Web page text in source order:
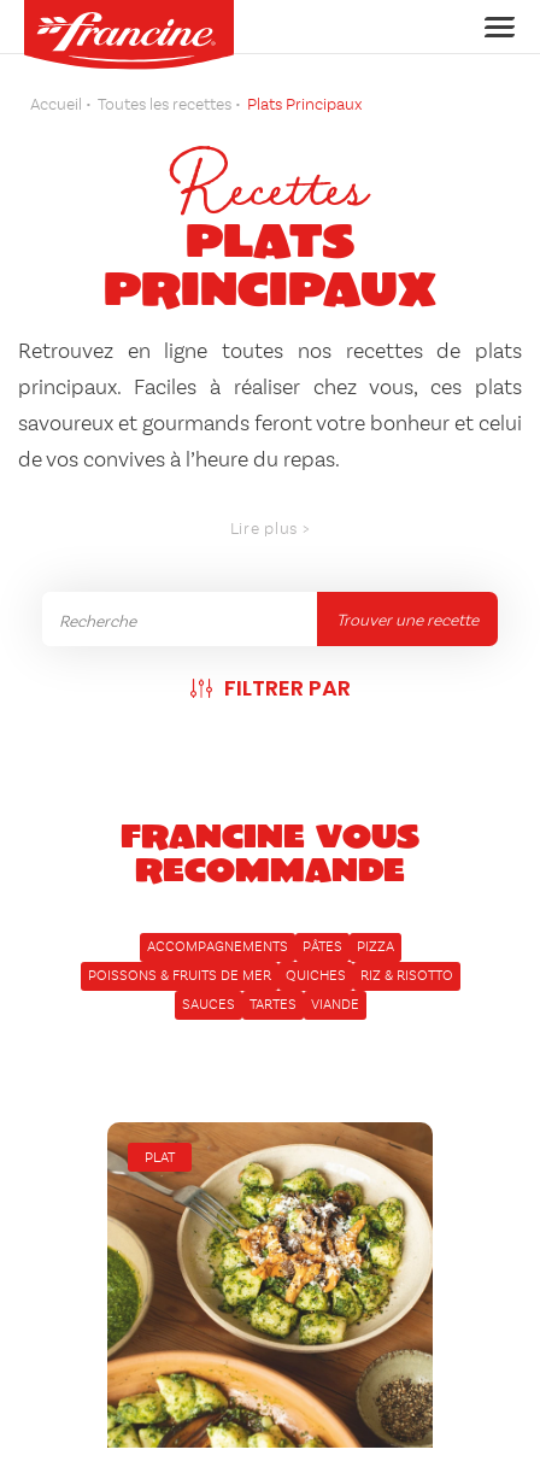
Accueil Toutes les recettes Plats Principaux
Recettes
Plats
Principaux
Retrouvez en ligne toutes nos recettes de plats
principaux. Faciles à réaliser chez vous, ces plats
savoureux et gourmands feront votre bonheur et celui
de vos convives à l’heure du repas.
Trouver une recette
FILTRER PAR
Francine vous
recommande
ACCOMPAGNEMENTS PÂTES
PIZZA
POISSONS & FRUITS DE MER
QUICHES
RIZ & RISOTTO
SAUCES
TARTES VIANDE
PLAT